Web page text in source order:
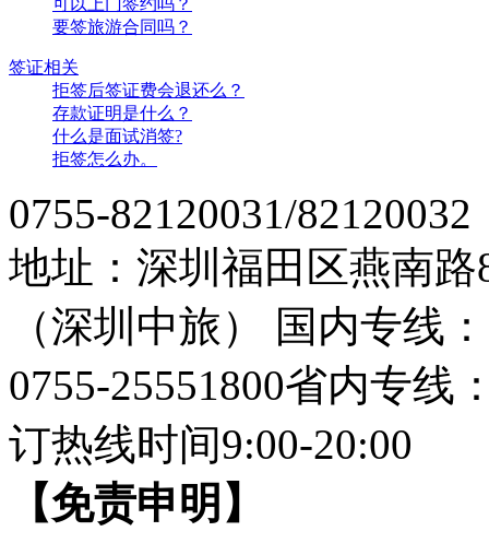
可以上门签约吗？
要签旅游合同吗？
签证相关
拒签后签证费会退还么？
存款证明是什么？
什么是面试消签?
拒签怎么办。
0755-82120031/82120032
地址：深圳福田区燕南
（深圳中旅）
国内专线
0755-25551800省内专线
订热线时间9:00-20:00
【免责申明】